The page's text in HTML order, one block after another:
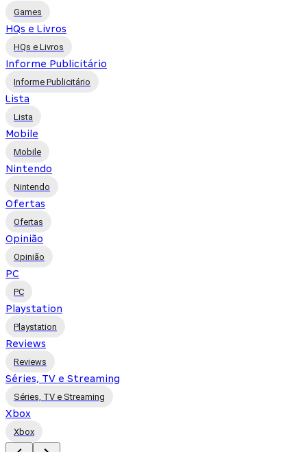
Games
HQs e Livros
HQs e Livros
Informe Publicitário
Informe Publicitário
Lista
Lista
Mobile
Mobile
Nintendo
Nintendo
Ofertas
Ofertas
Opinião
Opinião
PC
PC
Playstation
Playstation
Reviews
Reviews
Séries, TV e Streaming
Séries, TV e Streaming
Xbox
Xbox